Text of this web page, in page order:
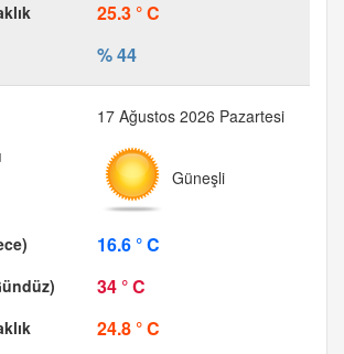
25.3 ° C
% 44
17 Ağustos 2026 Pazartesi
Güneşli
16.6 ° C
34 ° C
24.8 ° C